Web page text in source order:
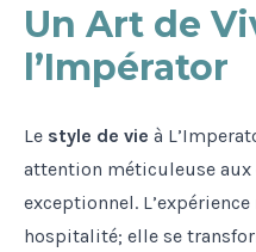
Un Art de
l’Impérator
Le style de vie à
attention méticuleuse
exceptionnel.
hospitalité; elle se